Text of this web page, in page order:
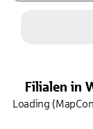
Filialen in
Loading